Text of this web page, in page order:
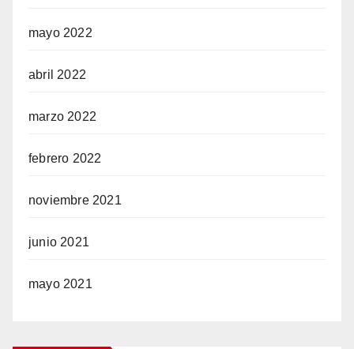
mayo 2022
abril 2022
marzo 2022
febrero 2022
noviembre 2021
junio 2021
mayo 2021